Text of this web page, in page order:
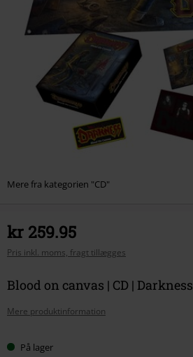
Mere fra kategorien "CD"
kr 259.95
Pris inkl. moms, fragt tillægges
Blood on canvas | CD | Darkness
Mere produktinformation
På lager